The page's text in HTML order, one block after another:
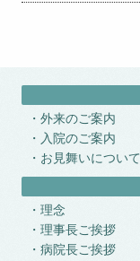
外来のご案内
入院のご案内
お見舞いについて
理念
理事長ご挨拶
病院長ご挨拶